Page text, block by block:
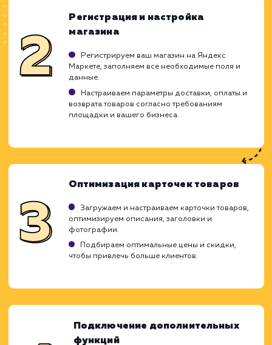
Ход работ
Настройка Яндекс Маркета -
детализированный процесс, который
глубокого понимания функционала
ваших товаров через эту популярную